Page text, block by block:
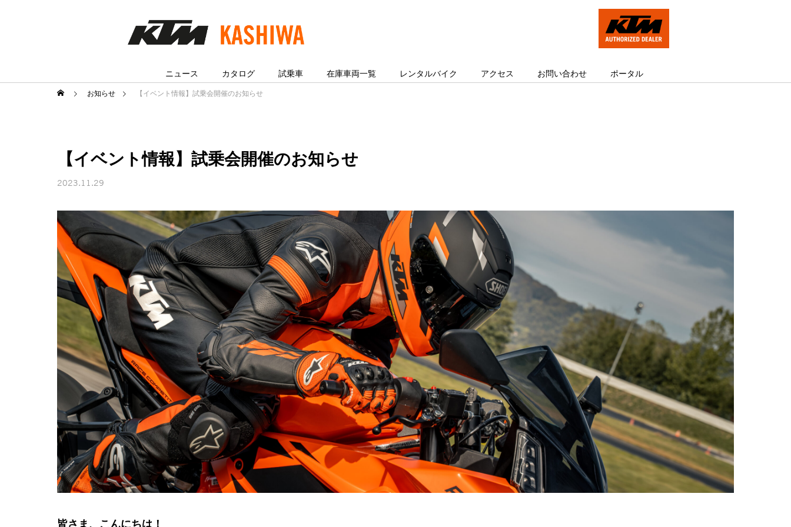
ニュース カタログ 試乗車 在庫車両一覧 レンタルバイク アクセス お問い合わせ ポータル
お知らせ 【イベント情報】試乗会開催のお知らせ
【イベント情報】試乗会開催のお知らせ
2023.11.29
皆さま、こんにちは！